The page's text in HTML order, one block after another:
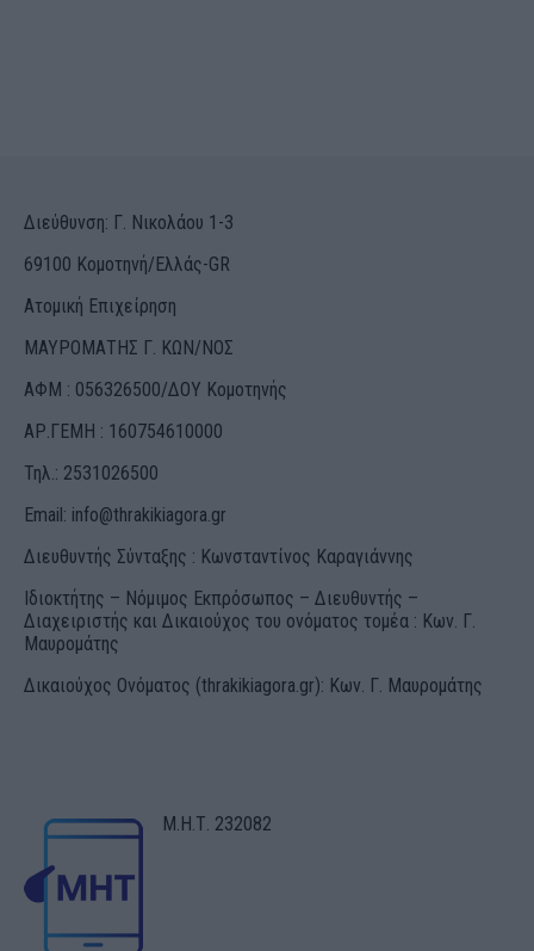
Διεύθυνση: Γ. Νικολάου 1-3
69100 Κομοτηνή/Ελλάς-GR
Ατομική Επιχείρηση
ΜΑΥΡΟΜΑΤΗΣ Γ. ΚΩΝ/ΝΟΣ
ΑΦΜ : 056326500/ΔOΥ Κομοτηνής
ΑΡ.ΓΕΜΗ : 160754610000
Τηλ.: 2531026500
Email: info@thrakikiagora.gr
Διευθυντής Σύνταξης : Κωνσταντίνος Καραγιάννης
Ιδιοκτήτης – Νόμιμος Εκπρόσωπος – Διευθυντής –
Διαχειριστής και Δικαιούχος του ονόματος τομέα : Κων. Γ.
Μαυρομάτης
Δικαιούχος Ονόματος (thrakikiagora.gr): Κων. Γ. Μαυρομάτης
Μ.Η.Τ. 232082